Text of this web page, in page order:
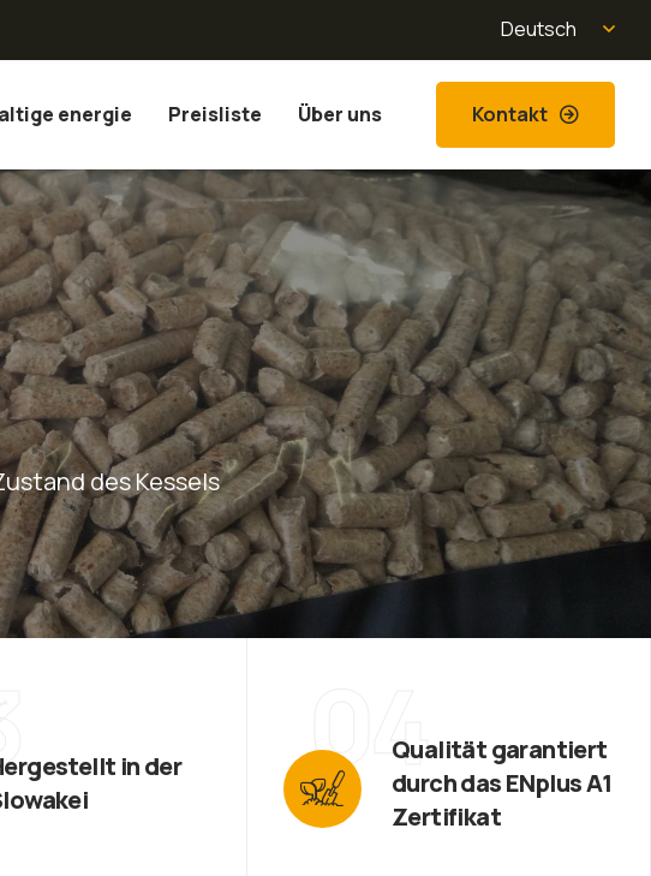
Deutsch
energie Preisliste Über uns Kontakt
des Kessels
in der
04Qualität garantiert
durch das ENplus A1
Zertifikat